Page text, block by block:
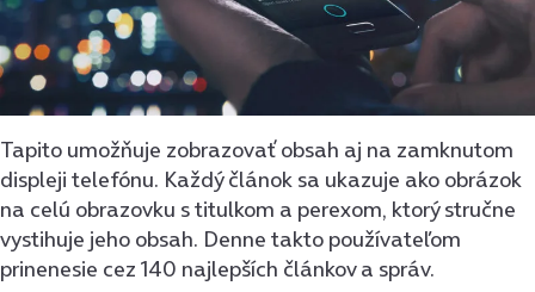
Tapito umožňuje zobrazovať obsah aj na zamknutom
displeji telefónu. Každý článok sa ukazuje ako obrázok
na celú obrazovku s titulkom a perexom, ktorý stručne
vystihuje jeho obsah. Denne takto používateľom
prinenesie cez 140 najlepších článkov a správ.